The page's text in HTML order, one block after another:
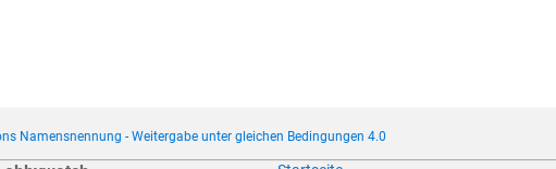
Namensnennung - Weitergabe unter gleichen Bedingungen 4.0